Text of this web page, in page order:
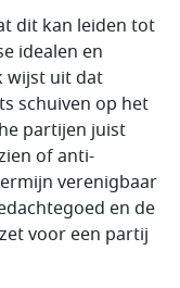
dit kan leiden tot
idealen en
wijst uit dat
schuiven op het
partijen juist
of anti-
verenigbaar
en de
voor een partij